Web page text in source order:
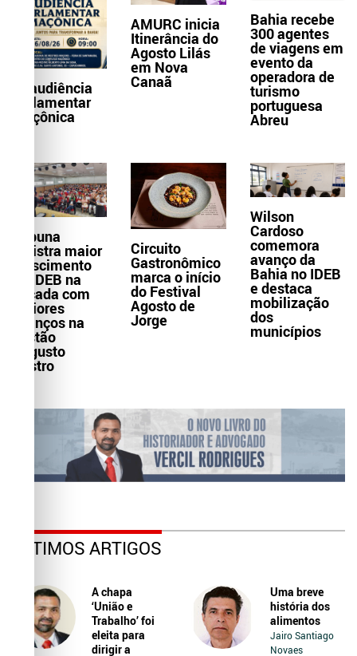
1ª audiência
parlamentar
maçônica
AMURC inicia
Itinerância do
Agosto Lilás
em Nova
Canaã
Bahia recebe
300 agentes
de viagens em
evento da
operadora de
turismo
portuguesa
Abreu
Itabuna
registra maior
crescimento
do IDEB na
década com
maiores
avanços na
gestão
Augusto
Castro
Circuito
Gastronômico
marca o início
do Festival
Agosto de
Jorge
Wilson
Cardoso
comemora
avanço da
Bahia no IDEB
e destaca
mobilização
dos
municípios
ÚLTIMOS ARTIGOS
A chapa
‘União e
Trabalho’ foi
eleita para
dirigir a
Uma breve
história dos
alimentos
Jairo Santiago
Novaes